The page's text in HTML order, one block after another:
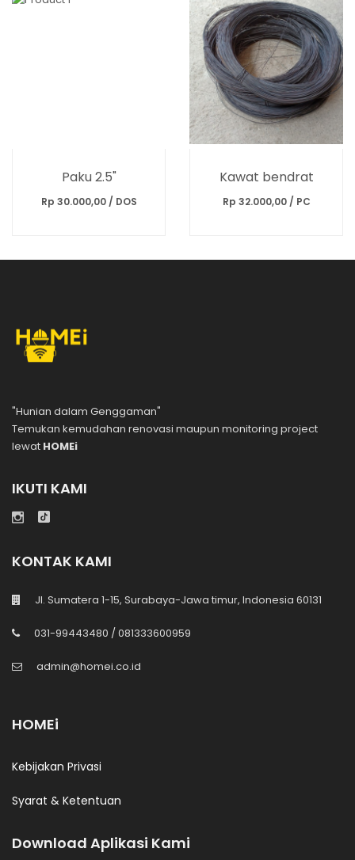
Paku 2.5"
Rp 30.000,00 / DOS
Kawat bendrat
Rp 32.000,00 / PC
"Hunian dalam Genggaman"
Temukan kemudahan renovasi maupun monitoring project
lewat HOMEi
IKUTI KAMI
KONTAK KAMI
Jl. Sumatera 1-15, Surabaya-Jawa timur, Indonesia 60131
031-99443480 / 081333600959
admin@homei.co.id
HOMEi
Kebijakan Privasi
Syarat & Ketentuan
Download Aplikasi Kami